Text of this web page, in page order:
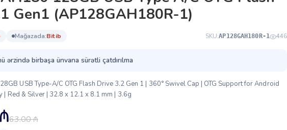
Gen1 (AP128GAH180R-1)
mağazada: bi̇ti̇b SKU:AP128GAH180R-1 446
ərzində birbaşa ünvana sürətli çatdırılma
USB Type-A/C OTG Flash Drive 3.2 Gen 1 | 360° Swivel Cap | OTG Support for Android
| Red & Silver | 32.8 x 12.1 x 8.1 mm | 3.6g
63.00₼
₼